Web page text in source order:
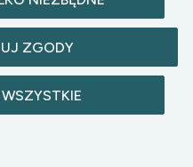
prawa
ZGODY